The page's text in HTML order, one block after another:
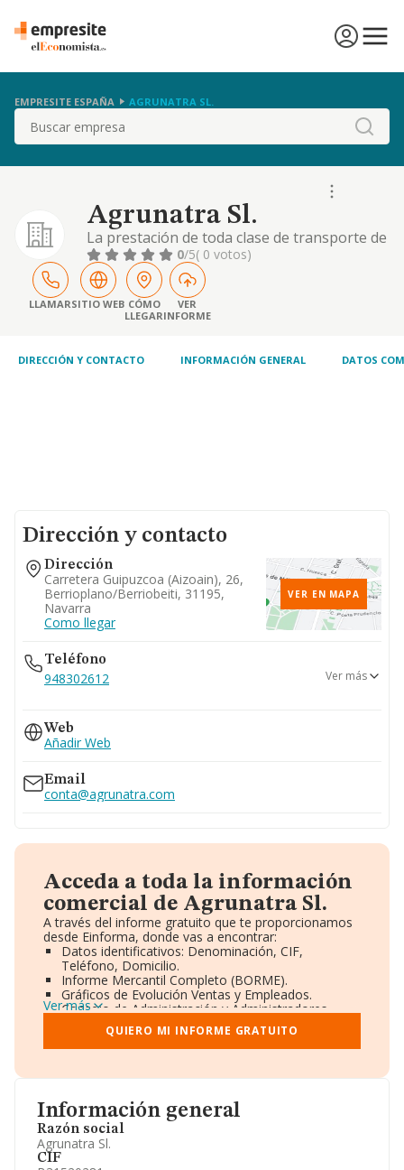
EMPRESITE ESPAÑA AGRUNATRA SL.
Buscar
Agrunatra Sl.
La prestación de toda clase de transporte de
mercancías por carretera, agencia de
transporte y servicios logísticos de
mercancías y materiales, incluyendo
actividades de almacenamiento, distribución
y entrega de mercancías, por todo el
0/5( 0 votos)
LLAMARSITIO WEB CÓMO
LLEGAR
VER
INFORME
DIRECCIÓN Y CONTACTO INFORMACIÓN GENERAL DATOS
Información general
Razón social
Agrunatra Sl.
CIF
Dirección y contacto
Dirección
Carretera Guipuzcoa (aizoain), 26,
Berrioplano/berriobeiti, 31195,
Navarra
Como llegar
VER EN MAPA
Teléfono
948302612
937613401
Ver más
Web
Añadir Web
Email
conta@agrunatra.com
Acceda a toda la información
comercial de Agrunatra Sl.
A través del informe gratuito que te proporcionamos
desde Einforma, donde vas a encontrar:
Datos identificativos: Denominación, CIF,
Teléfono, Domicilio.
Informe Mercantil Completo (BORME).
Gráficos de Evolución Ventas y Empleados.
Consejo de Administración y Administradores.
Directivos y Ejecutivos.
Accionistas.
Participaciones y Vinculaciones en otras empresas.
Información oficial y registral complementaria.
Ver más
QUIERO MI INFORME GRATUITO